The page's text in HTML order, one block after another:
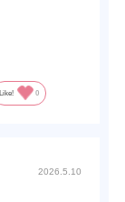
共に、飲みや
の風味もあ
Like! 0
2026.5.10